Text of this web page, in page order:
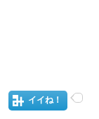
イイね！